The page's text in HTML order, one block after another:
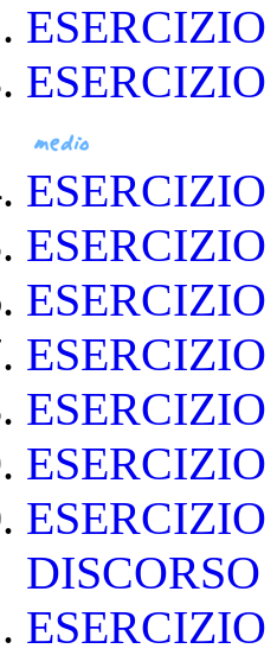
DISCORSO